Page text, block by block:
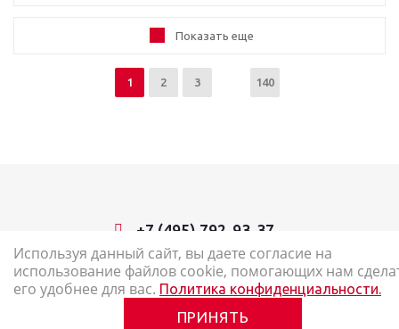
Показать еще
1 2 3 140
+7 (495) 792-93-37
2026 © Наш Карандаш: интернет-магазин канцелярских товаров
Карта сайта
Используя данный сайт, вы даете согласие на
использование файлов cookie, помогающих нам
его удобнее для вас. Политика конфиденциальности.
ПРИНЯТЬ